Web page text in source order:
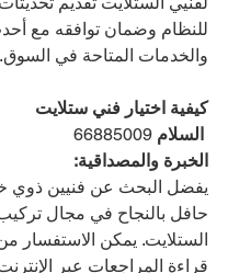
للنظام وضمان توافقه مع
والخدمات المتاحة في السوق.
كيفية اختيار فني ستلايت
السلام 66885009
الخبرة والمصداقية:
يفضل البحث عن فنيين ذوي
حافل بالنجاح في مجال
الستلايت. يمكن الاستفسار
قراءة المراجعات عبر